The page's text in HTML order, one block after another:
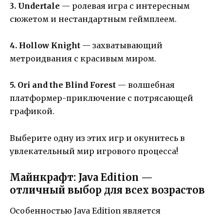
3. Undertale — ролевая игра с интересным
сюжетом и нестандартным геймплеем.
4. Hollow Knight — захватывающий
метроидвания с красивым миром.
5. Ori and the Blind Forest — волшебная
платформер-приключение с потрясающей
графикой.
Выберите одну из этих игр и окунитесь в
увлекательный мир игрового процесса!
Майнкрафт: Java Edition —
отличный выбор для всех возрастов
Особенностью Java Edition является